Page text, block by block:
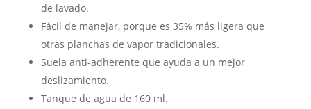
de lavado.
Fácil de manejar, porque es 35% más ligera que
otras planchas de vapor tradicionales.
Suela anti-adherente que ayuda a un mejor
deslizamiento.
Tanque de agua de 160 ml.